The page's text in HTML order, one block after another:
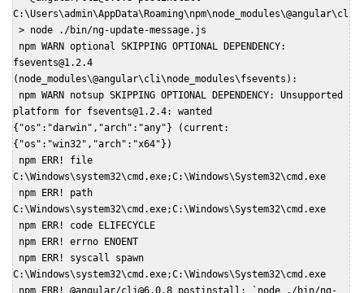
C:\Users\admin\AppData\Roaming\npm\node_modules\@angular\cli
fsevents@1.2.4
(node_modules\@angular\cli\node_modules\fsevents):
platform for fsevents@1.2.4: wanted
{"os":"darwin","arch":"any"} (current:
{"os":"win32","arch":"x64"})
C:\Windows\system32\cmd.exe;C:\Windows\System32\cmd.exe
C:\Windows\system32\cmd.exe;C:\Windows\System32\cmd.exe
C:\Windows\system32\cmd.exe;C:\Windows\System32\cmd.exe